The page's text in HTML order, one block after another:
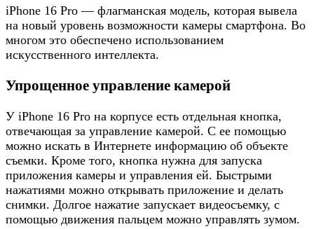
iPhone 16 Pro — флагманская модель, которая вывела
на новый уровень возможности камеры смартфона. Во
многом это обеспечено использованием
искусственного интеллекта.
Упрощенное управление камерой
У iPhone 16 Pro на корпусе есть отдельная кнопка,
отвечающая за управление камерой. С ее помощью
можно искать в Интернете информацию об объекте
съемки. Кроме того, кнопка нужна для запуска
приложения камеры и управления ей. Быстрыми
нажатиями можно открывать приложение и делать
снимки. Долгое нажатие запускает видеосъемку, с
помощью движения пальцем можно управлять зумом.